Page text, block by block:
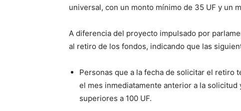
universal, con un monto mínimo de 35 UF y un
A diferencia del proyecto impulsado por
al retiro de los fondos, indicando que las
Personas que a la fecha de solicitar el retiro
el mes inmediatamente anterior a la
superiores a 100 UF.